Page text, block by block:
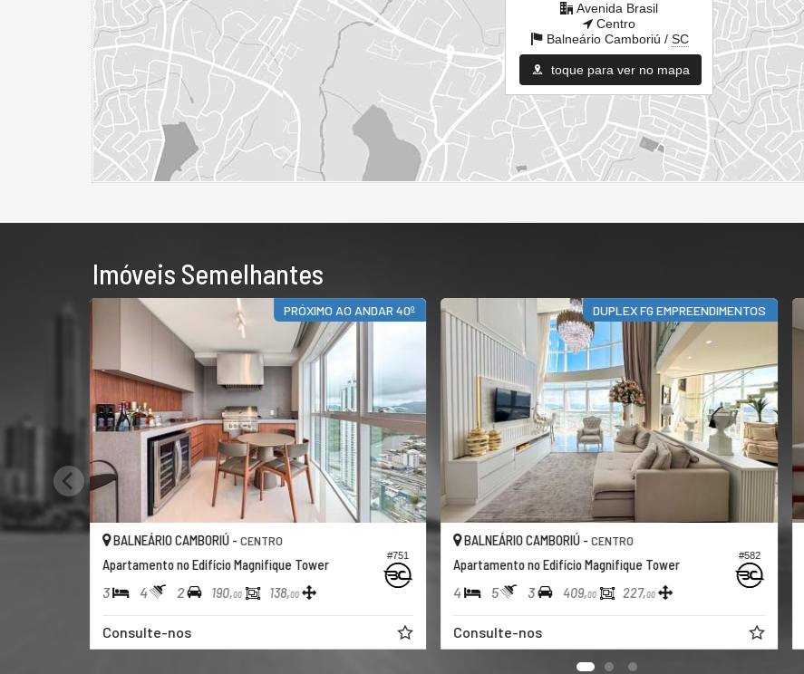
Avenida Brasil
Centro
Balneário Camboriú / SC
toque para ver no mapa
Imóveis Semelhantes
PRÓXIMO AO ANDAR 40º
#751
BALNEÁRIO CAMBORIÚ -CENTRO
Apartamento no Edifício Magnifique Tower
3 4 2 190,00 138,00
Consulte-nos
DUPLEX FG EMPREENDIMENTOS
#582
BALNEÁRIO CAMBORIÚ -CENTRO
Apartamento no Edifício Magnifique Tower
4 5 3 409,00 227,00
Consulte-nos